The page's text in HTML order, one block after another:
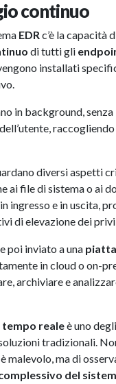
continuo
EDRc’è la capacità
di tutti gli
installati
in background,
diversi aspetti
ai file di sistema o ai
ingresso e in uscita,
di elevazione dei
poi inviato a una
in cloud o on-
archiviare e
realeè uno
tradizionali.
malevolo, ma di
del